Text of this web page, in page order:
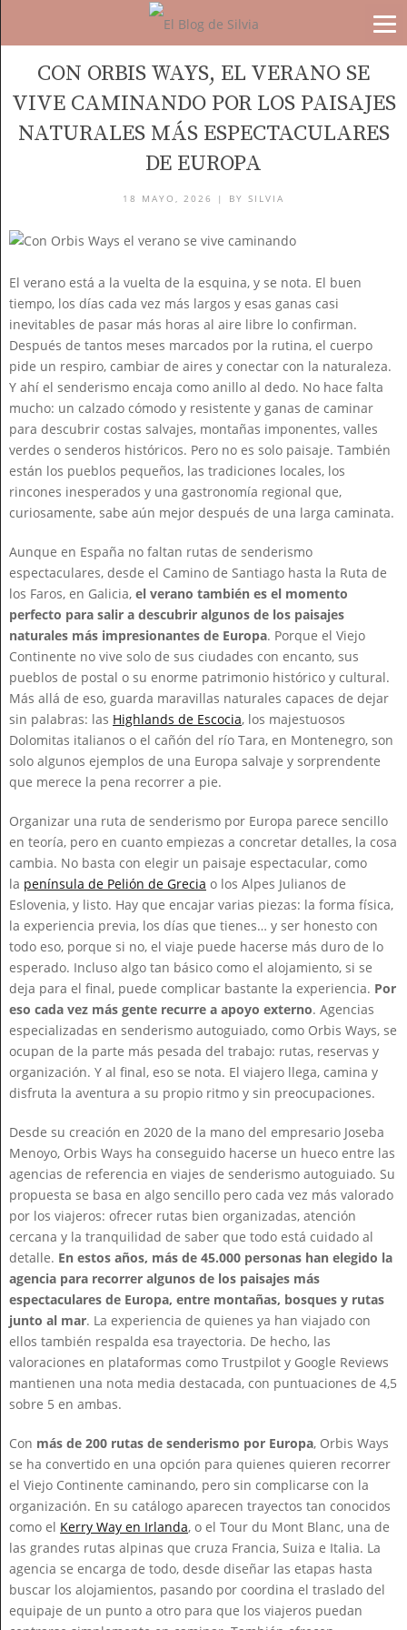
CON ORBIS WAYS, EL VERANO SE
VIVE CAMINANDO POR LOS PAISAJES
NATURALES MÁS ESPECTACULARES
DE EUROPA
18 MAYO, 2026 | BY SILVIA
El verano está a la vuelta de la esquina, y se nota. El buen
tiempo, los días cada vez más largos y esas ganas casi
inevitables de pasar más horas al aire libre lo confirman.
Después de tantos meses marcados por la rutina, el cuerpo
pide un respiro, cambiar de aires y conectar con la naturaleza.
Y ahí el senderismo encaja como anillo al dedo. No hace falta
mucho: un calzado cómodo y resistente y ganas de caminar
para descubrir costas salvajes, montañas imponentes, valles
verdes o senderos históricos. Pero no es solo paisaje. También
están los pueblos pequeños, las tradiciones locales, los
rincones inesperados y una gastronomía regional que,
curiosamente, sabe aún mejor después de una larga caminata.
Aunque en España no faltan rutas de senderismo
espectaculares, desde el Camino de Santiago hasta la Ruta de
los Faros, en Galicia, el verano también es el momento
perfecto para salir a descubrir algunos de los paisajes
naturales más impresionantes de Europa. Porque el Viejo
Continente no vive solo de sus ciudades con encanto, sus
pueblos de postal o su enorme patrimonio histórico y cultural.
Más allá de eso, guarda maravillas naturales capaces de dejar
sin palabras: las Highlands de Escocia, los majestuosos
Dolomitas italianos o el cañón del río Tara, en Montenegro, son
solo algunos ejemplos de una Europa salvaje y sorprendente
que merece la pena recorrer a pie.
Organizar una ruta de senderismo por Europa parece sencillo
en teoría, pero en cuanto empiezas a concretar detalles, la cosa
cambia. No basta con elegir un paisaje espectacular, como
la península de Pelión de Grecia o los Alpes Julianos de
Eslovenia, y listo. Hay que encajar varias piezas: la forma física,
la experiencia previa, los días que tienes… y ser honesto con
todo eso, porque si no, el viaje puede hacerse más duro de lo
esperado. Incluso algo tan básico como el alojamiento, si se
deja para el final, puede complicar bastante la experiencia. Por
eso cada vez más gente recurre a apoyo externo. Agencias
especializadas en senderismo autoguiado, como Orbis Ways, se
ocupan de la parte más pesada del trabajo: rutas, reservas y
organización. Y al final, eso se nota. El viajero llega, camina y
disfruta la aventura a su propio ritmo y sin preocupaciones.
Desde su creación en 2020 de la mano del empresario Joseba
Menoyo, Orbis Ways ha conseguido hacerse un hueco entre las
agencias de referencia en viajes de senderismo autoguiado. Su
propuesta se basa en algo sencillo pero cada vez más valorado
por los viajeros: ofrecer rutas bien organizadas, atención
cercana y la tranquilidad de saber que todo está cuidado al
detalle. En estos años, más de 45.000 personas han elegido la
agencia para recorrer algunos de los paisajes más
espectaculares de Europa, entre montañas, bosques y rutas
junto al mar. La experiencia de quienes ya han viajado con
ellos también respalda esa trayectoria. De hecho, las
valoraciones en plataformas como Trustpilot y Google Reviews
mantienen una nota media destacada, con puntuaciones de 4,5
sobre 5 en ambas.
Con más de 200 rutas de senderismo por Europa, Orbis Ways
se ha convertido en una opción para quienes quieren recorrer
el Viejo Continente caminando, pero sin complicarse con la
organización. En su catálogo aparecen trayectos tan conocidos
como el Kerry Way en Irlanda, o el Tour du Mont Blanc, una de
las grandes rutas alpinas que cruza Francia, Suiza e Italia. La
agencia se encarga de todo, desde diseñar las etapas hasta
buscar los alojamientos, pasando por coordina el traslado del
equipaje de un punto a otro para que los viajeros puedan